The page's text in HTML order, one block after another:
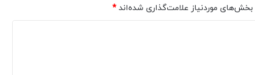
بخش‌های موردنیاز علامت‌گذاری شده‌اند*